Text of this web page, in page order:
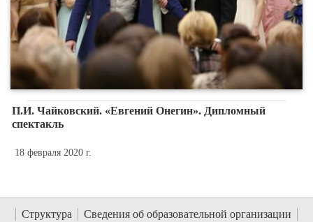
П.И. Чайковский. «Евгений Онегин». Дипломный
спектакль
18 февраля 2020 г.
Структура
Сведения об образовательной организации